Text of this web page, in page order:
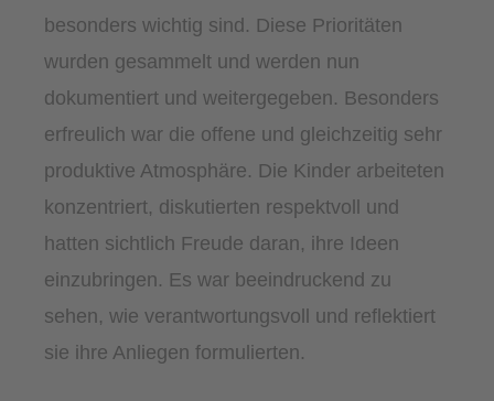
besonders wichtig sind. Diese Prioritäten
wurden gesammelt und werden nun
dokumentiert und weitergegeben. Besonders
erfreulich war die offene und gleichzeitig sehr
produktive Atmosphäre. Die Kinder arbeiteten
konzentriert, diskutierten respektvoll und
hatten sichtlich Freude daran, ihre Ideen
einzubringen. Es war beeindruckend zu
sehen, wie verantwortungsvoll und reflektiert
sie ihre Anliegen formulierten.